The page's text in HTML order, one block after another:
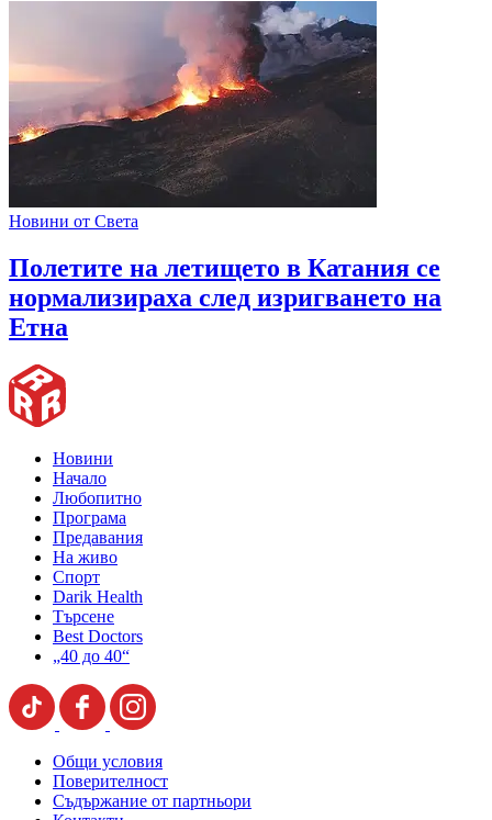
Новини от Света
Полетите на летището в Катания се
нормализираха след изригването на
Етна
Новини
Начало
Любопитно
Програма
Предавания
На живо
Спорт
Darik Health
Търсене
Best Doctors
„40 до 40“
Общи условия
Поверителност
Съдържание от партньори